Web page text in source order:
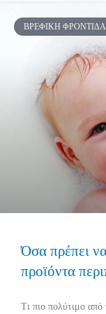
ΒΡΕΦΙΚΉ ΦΡΟΝΤΊΔΑ
Όσα πρέπει να
προϊόντα
Τι πιο πολύτιμο από